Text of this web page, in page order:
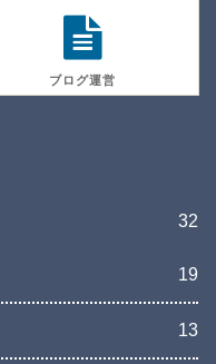
ブログ運営
32
19
13